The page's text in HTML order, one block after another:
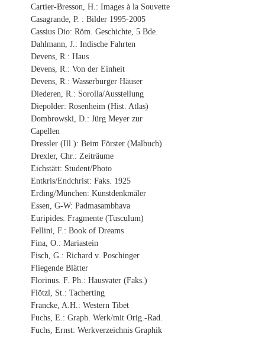
Cartier-Bresson, H.: Images à la Souvette
Casagrande, P. : Bilder 1995-2005
Cassius Dio: Röm. Geschichte, 5 Bde.
Dahlmann, J.: Indische Fahrten
Devens, R.: Haus
Devens, R.: Von der Einheit
Devens, R.: Wasserburger Häuser
Diederen, R.: Sorolla/Ausstellung
Diepolder: Rosenheim (Hist. Atlas)
Dombrowski, D.: Jürg Meyer zur
Capellen
Dressler (Ill.): Beim Förster (Malbuch)
Drexler, Chr.: Zeiträume
Eichstätt: Student/Photo
Entkris/Endchrist: Faks. 1925
Erding/München: Kunstdenkmäler
Essen, G-W: Padmasambhava
Euripides: Fragmente (Tusculum)
Fellini, F.: Book of Dreams
Fina, O.: Mariastein
Fisch, G.: Richard v. Poschinger
Fliegende Blätter
Florinus. F. Ph.: Hausvater (Faks.)
Flötzl, St.: Tacherting
Francke, A.H.: Western Tibet
Fuchs, E.: Graph. Werk/mit Orig.-Rad.
Fuchs, Ernst: Werkverzeichnis Graphik